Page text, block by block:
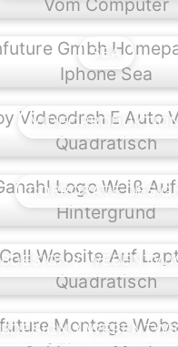
SEA
VIDEOPRODUKTION
CORPORATE
/
/